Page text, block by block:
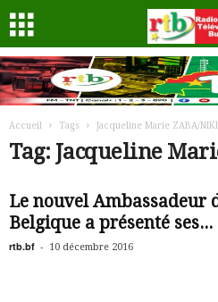
Accueil Tags Jacqueline Marie ZABA/
Tag: Jacqueline
Le nouvel Ambassadeur
Belgique a présenté ses...
rtb.bf - 10 décembre 2016